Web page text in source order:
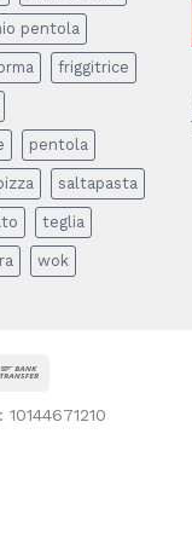
pentola
friggitrice
pentola
saltapasta
teglia
wok